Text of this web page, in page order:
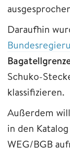
Daraufhin
Schuko-
klassifizieren.
Außerdem
in den
WEG/BGB